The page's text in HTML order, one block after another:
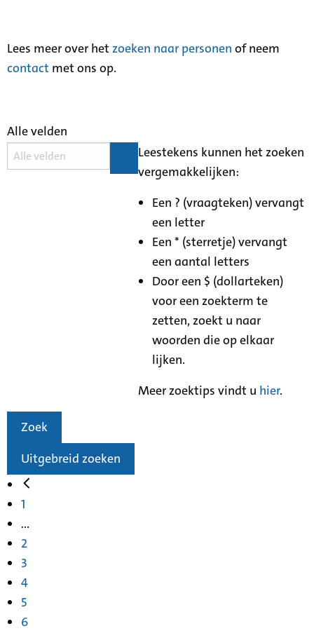
Lees meer over het zoeken naar personen of neem
contact met ons op.
Alle velden
Leestekens kunnen het zoeken
vergemakkelijken:
Een ? (vraagteken) vervangt
een letter
Een * (sterretje) vervangt
een aantal letters
Door een $ (dollarteken)
voor een zoekterm te
zetten, zoekt u naar
woorden die op elkaar
lijken.
Meer zoektips vindt u hier.
Zoek
Uitgebreid zoeken
1
...
2
3
4
5
6